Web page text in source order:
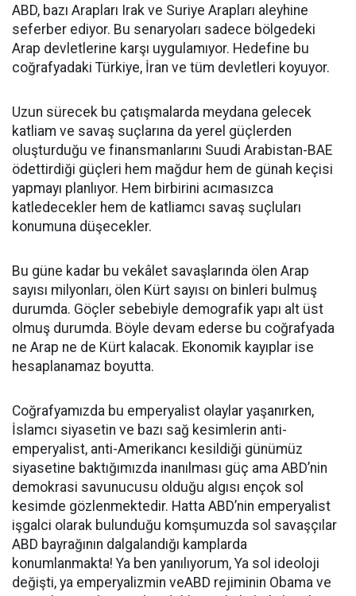
ABD, bazı Arapları Irak ve Suriye Arapları aleyhine
seferber ediyor. Bu senaryoları sadece bölgedeki
Arap devletlerine karşı uygulamıyor. Hedefine bu
coğrafyadaki Türkiye, İran ve tüm devletleri koyuyor.
Uzun sürecek bu çatışmalarda meydana gelecek
katliam ve savaş suçlarına da yerel güçlerden
oluşturduğu ve finansmanlarını Suudi Arabistan-BAE
ödettirdiği güçleri hem mağdur hem de günah keçisi
yapmayı planlıyor. Hem birbirini acımasızca
katledecekler hem de katliamcı savaş suçluları
konumuna düşecekler.
Bu güne kadar bu vekâlet savaşlarında ölen Arap
sayısı milyonları, ölen Kürt sayısı on binleri bulmuş
durumda. Göçler sebebiyle demografik yapı alt üst
olmuş durumda. Böyle devam ederse bu coğrafyada
ne Arap ne de Kürt kalacak. Ekonomik kayıplar ise
hesaplanamaz boyutta.
Coğrafyamızda bu emperyalist olaylar yaşanırken,
İslamcı siyasetin ve bazı sağ kesimlerin anti-
emperyalist, anti-Amerikancı kesildiği günümüz
siyasetine baktığımızda inanılması güç ama ABD’nin
demokrasi savunucusu olduğu algısı ençok sol
kesimde gözlenmektedir. Hatta ABD’nin emperyalist
işgalci olarak bulunduğu komşumuzda sol savaşçılar
ABD bayrağının dalgalandığı kamplarda
konumlanmakta! Ya ben yanılıyorum, Ya sol ideoloji
değişti, ya emperyalizmin veABD rejiminin Obama ve